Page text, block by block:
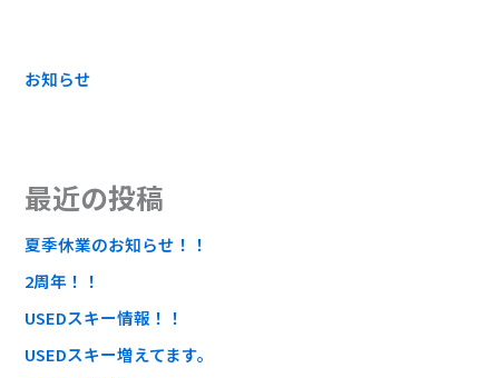
お知らせ
最近の投稿
夏季休業のお知らせ！！
2周年！！
USEDスキー情報！！
USEDスキー増えてます。